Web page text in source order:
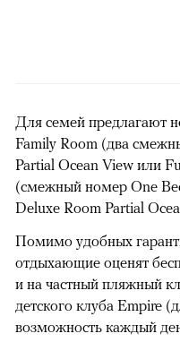
Для семей предлагают
Family Room (два
Partial Ocean View или
(смежный номер One
Deluxe Room Partial
Помимо удобных
отдыхающие оценят
и на частный пляжный
детского клуба Empire
возможность каждый